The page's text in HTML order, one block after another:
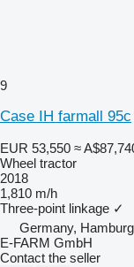
9
Case IH farmall 95c
EUR 53,550 ≈
Wheel tractor
2018
1,810 m/h
Three-point linkage ✓
Germany, Hamburg
E-FARM GmbH
Contact the seller